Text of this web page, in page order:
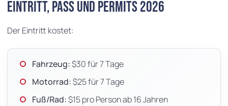
Eintritt, Pass und Permits 2026
Der Eintritt kostet:
Fahrzeug:$30 für 7 Tage
Motorrad:$25 für 7 Tage
Fuß/Rad:$15 pro Person ab 16 Jahren